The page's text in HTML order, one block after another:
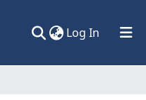
Log In (current)